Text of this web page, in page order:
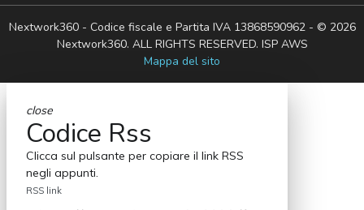
Nextwork360 - Codice fiscale e Partita IVA 13868590962 - © 2026
Nextwork360. ALL RIGHTS RESERVED. ISP AWS
Mappa del sito
close
Codice Rss
Clicca sul pulsante per copiare il link RSS
negli appunti.
RSS link